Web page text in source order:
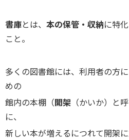
書庫とは、 本の保管・収納に特
こと。
多くの図書館には、利用者の方
めの
館内の本棚（開架 （かいか）と
に、
新しい本が増えるにつれて開架